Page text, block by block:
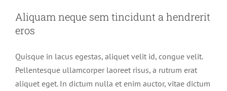
Aliquam neque sem tincidunt a hendrerit
eros
Quisque in lacus egestas, aliquet velit id, congue velit.
Pellentesque ullamcorper laoreet risus, a rutrum erat
aliquet eget. In dictum nulla et enim auctor, vitae dictum